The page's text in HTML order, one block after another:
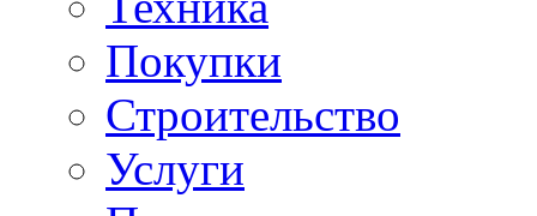
Покупки
Строительство
Услуги